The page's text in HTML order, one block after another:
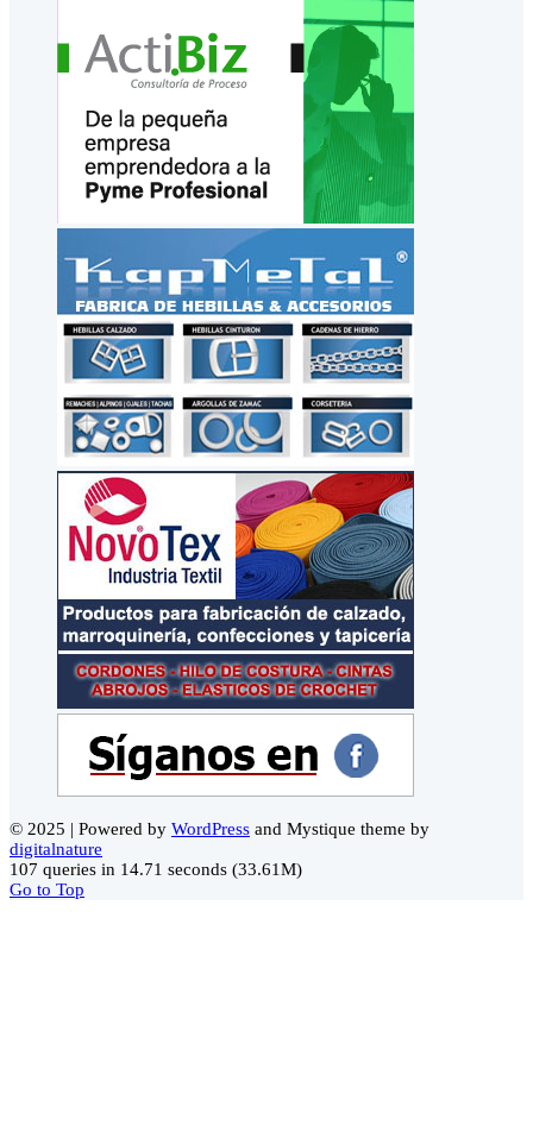
© 2025 | Powered by WordPress and Mystique theme by
digitalnature
107 queries in 14.71 seconds (33.61M)
Go to Top